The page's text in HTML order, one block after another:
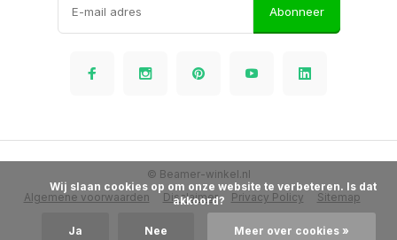
Abonneer
Algemene voorwaarden Disclaimer Privacy Policy Sitemap
© Beamer-winkel.nl
akkoord?
Ja Nee Meer over cookies »